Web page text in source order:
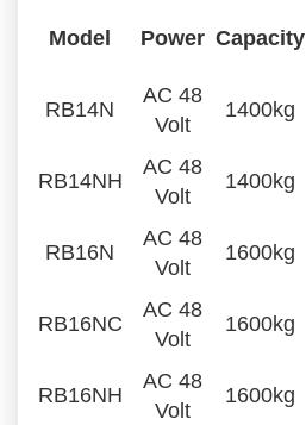
Model Power Capacity
RB14N
AC 48
Volt
1400kg
RB14NH
AC 48
Volt
1400kg
RB16N
AC 48
Volt
1600kg
RB16NC
AC 48
Volt
1600kg
RB16NH
AC 48
Volt
1600kg